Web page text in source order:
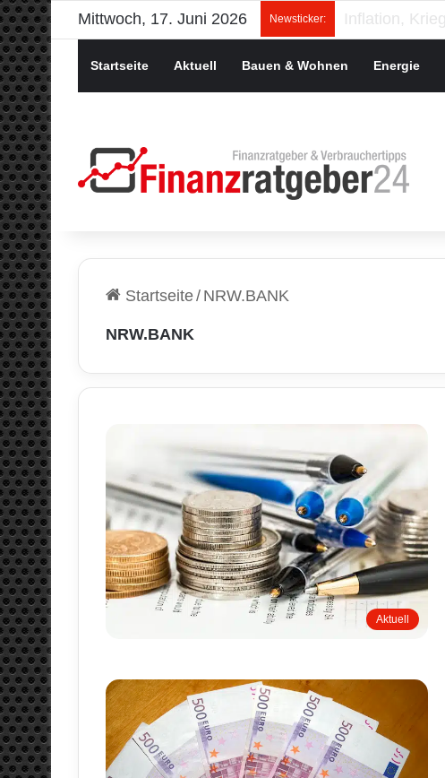
Mittwoch, 17. Juni 2026 Newsticker:
Startseite Aktuell Bauen & Wohnen Energie
Startseite/ NRW.BANK
NRW.BANK
Aktuell